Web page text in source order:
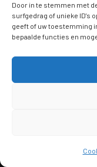
Door in te stemmen met
surfgedrag of unieke ID's
geeft of uw toestemming
bepaalde functies en